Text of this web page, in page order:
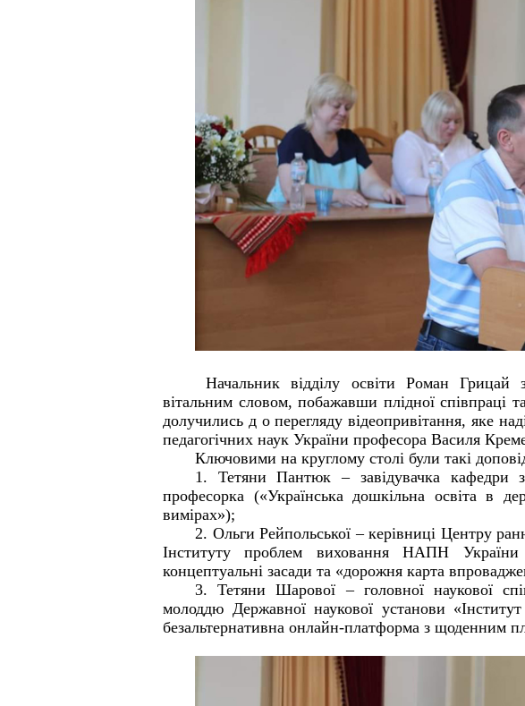
Начальник відділу освіти Роман Грицай
вітальним словом, побажавши плідної співпраці
долучились д о перегляду відеопривітання, яке
педагогічних наук України професора Василя
Ключовими на круглому столі були такі
1. Тетяни Пантюк – завідувачка кафедри
професорка («Українська дошкільна освіта в
вимірах»);
2. Ольги Рейпольської – керівниці Центру
Інституту проблем виховання НАПН
концептуальні засади та «дорожня карта
3. Тетяни Шарової – головної наукової
молоддю Державної наукової установи «Інститут
безальтернативна онлайн-платформа з щоденним